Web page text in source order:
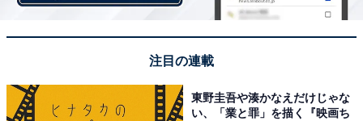
注目の連載
東野圭吾や湊かなえだけじゃな
い、「業と罪」を描く『映画ち